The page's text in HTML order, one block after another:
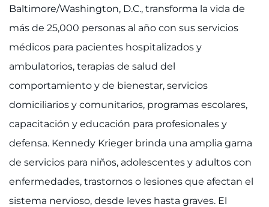
Baltimore/Washington, D.C., transforma la vida de
más de 25,000 personas al año con sus servicios
médicos para pacientes hospitalizados y
ambulatorios, terapias de salud del
comportamiento y de bienestar, servicios
domiciliarios y comunitarios, programas escolares,
capacitación y educación para profesionales y
defensa. Kennedy Krieger brinda una amplia gama
de servicios para niños, adolescentes y adultos con
enfermedades, trastornos o lesiones que afectan el
sistema nervioso, desde leves hasta graves. El